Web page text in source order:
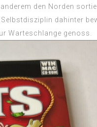
den Norden
dahinter
Warteschlange genoss.